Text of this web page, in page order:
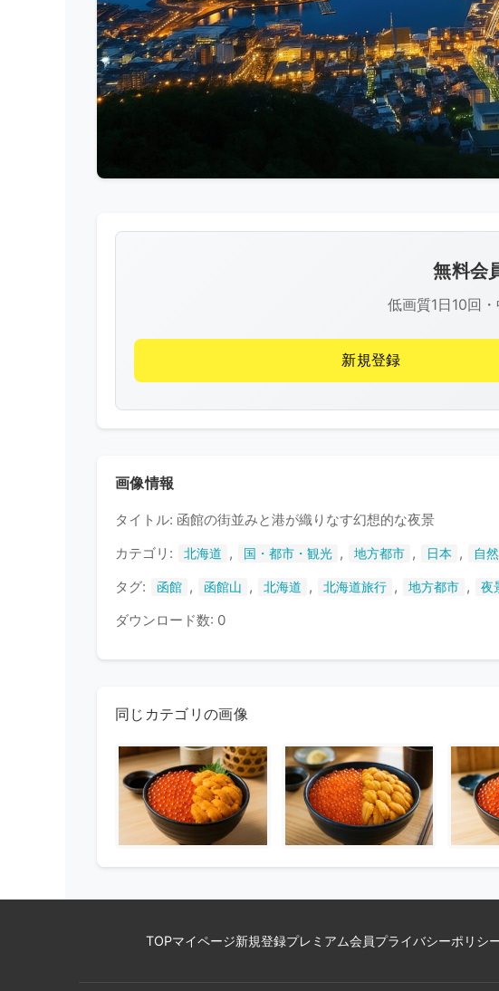
無料会
低画質1日10回
新規登録
画像情報
タイトル: 函館の街並みと港が織りなす幻想的な夜景
カテゴリ:
北海道 , 国・都市・観光 , 地方都市 , 日本 , 自
タグ: 函館 , 函館山 , 北海道 , 北海道旅行 , 地方都市 , 夜
ダウンロード数: 0
同じカテゴリの画像
TOPマイページ新規登録プレミアム会員プライバシーポリシ